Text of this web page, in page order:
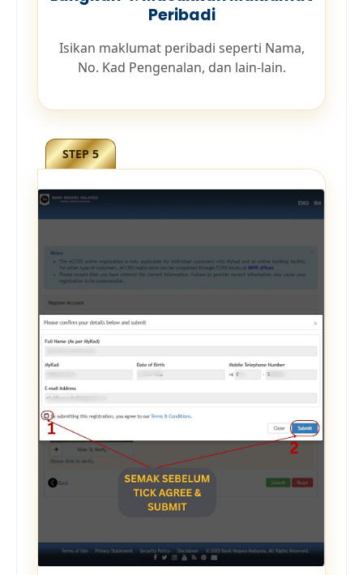
Peribadi
Isikan maklumat peribadi seperti Nama,
No. Kad Pengenalan, dan lain-lain.
STEP 5